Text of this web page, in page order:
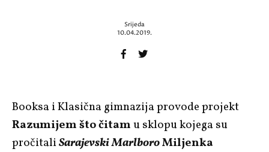
Srijeda
10.04.2019.
Booksa i Klasična gimnazija provode projekt
Razumijem što čitamu sklopu kojega su
pročitaliSarajevski MarlboroMiljenka